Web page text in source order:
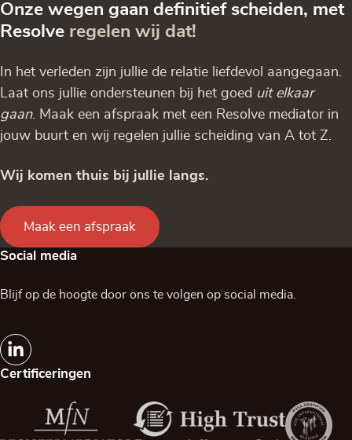
Onze wegen gaan definitief scheiden, met
Resolve regelen wij dat!
In het verleden zijn jullie de relatie liefdevol aangegaan.
Laat ons jullie ondersteunen bij het goed uit elkaar
gaan. Maak een afspraak met een Resolve mediator in
jouw buurt en wij regelen jullie scheiding van A tot Z.
Wij komen thuis bij jullie langs.
Maak een afspraak
Social media
Blijf op de hoogte door ons te volgen op social media.
Certificeringen